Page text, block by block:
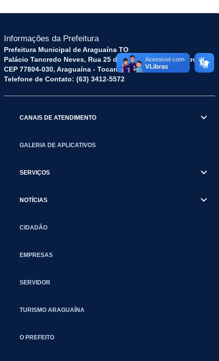
Informações da Prefeitura
Prefeitura Municipal de Araguaína TO
Palácio Tancredo Neves, Rua 25 de Dezembro, 52 - Centro
CEP 77804-030, Araguaína - Tocantins.
Telefone de Contato: (63) 3412-5572
CANAIS DE ATENDIMENTO
GALERIA DE APLICATIVOS
SERVIÇOS
NOTÍCIAS
CIDADÃO
EMPRESAS
SERVIDOR
TURISMO ARAGUAÍNA
O PREFEITO